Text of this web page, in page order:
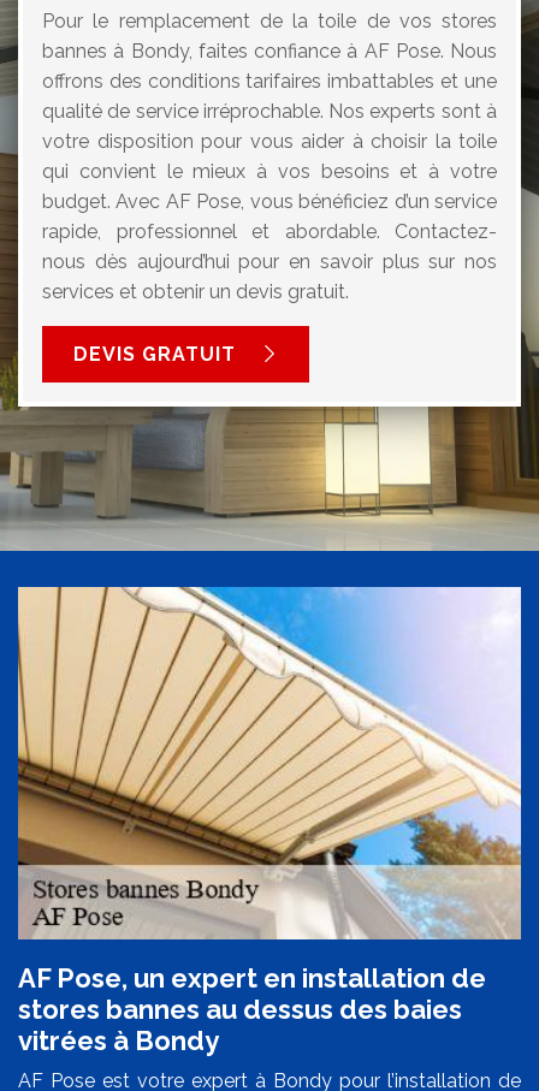
Pour le remplacement de la toile de vos stores
bannes à Bondy, faites confiance à AF Pose. Nous
offrons des conditions tarifaires imbattables et une
qualité de service irréprochable. Nos experts sont à
votre disposition pour vous aider à choisir la toile
qui convient le mieux à vos besoins et à votre
budget. Avec AF Pose, vous bénéficiez d’un service
rapide, professionnel et abordable. Contactez-
nous dès aujourd’hui pour en savoir plus sur nos
services et obtenir un devis gratuit.
DEVIS GRATUIT
AF Pose, un expert en installation de
stores bannes au dessus des baies
vitrées à Bondy
AF Pose est votre expert à Bondy pour l’installation de